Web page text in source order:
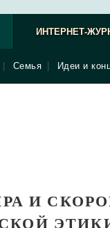
ИНТЕРНЕТ-
Семья Идеи и
И